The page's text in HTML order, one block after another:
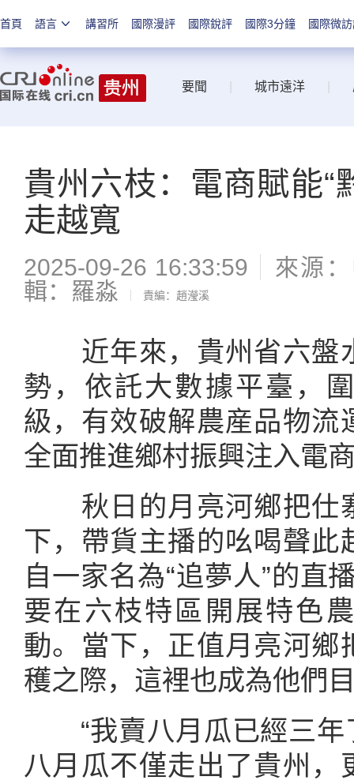
首頁 語言 講習所 國際漫評 國際銳評 國際3分鐘 國際微
要聞 城市遠洋
貴州六枝：電商賦能“
走越寬
2025-09-26 16:33:59
來源
輯：羅淼
責編：趙瀅溪
近年來，貴州省六盤
勢，依託大數據平臺，
級，有效破解農産品物流
全面推進鄉村振興注入電
秋日的月亮河鄉把仕
下，帶貨主播的吆喝聲此
自一家名為“追夢人”的直
要在六枝特區開展特色
動。當下，正值月亮河鄉
穫之際，這裡也成為他們
“我賣八月瓜已經三年
八月瓜不僅走出了貴州